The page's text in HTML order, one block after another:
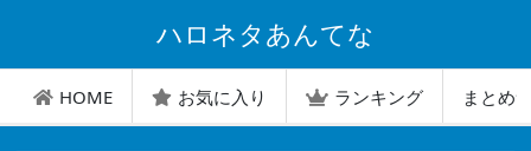
ハロネタあんてな
HOME お気に入り ランキング まとめ